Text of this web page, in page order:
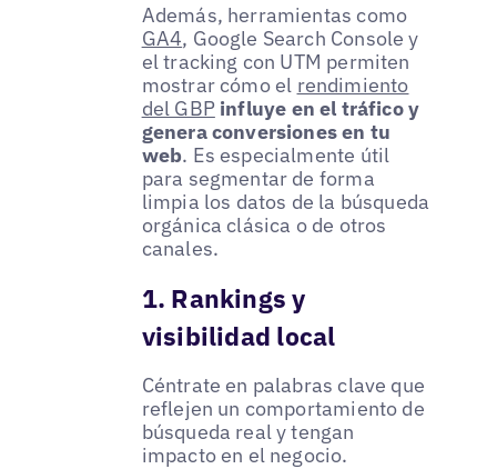
Además, herramientas como
GA4, Google Search Console y
el tracking con UTM permiten
mostrar cómo el rendimiento
del GBP influye en el tráfico y
genera conversiones en tu
web. Es especialmente útil
para segmentar de forma
limpia los datos de la búsqueda
orgánica clásica o de otros
canales.
1. Rankings y
visibilidad local
Céntrate en palabras clave que
reflejen un comportamiento de
búsqueda real y tengan
impacto en el negocio.